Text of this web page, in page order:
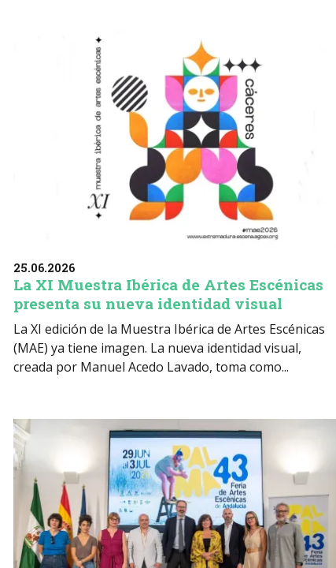
25.06.2026
La XI Muestra Ibérica de Artes Escénicas
presenta su nueva identidad visual
La XI edición de la Muestra Ibérica de Artes Escénicas
(MAE) ya tiene imagen. La nueva identidad visual,
creada por Manuel Acedo Lavado, toma como...